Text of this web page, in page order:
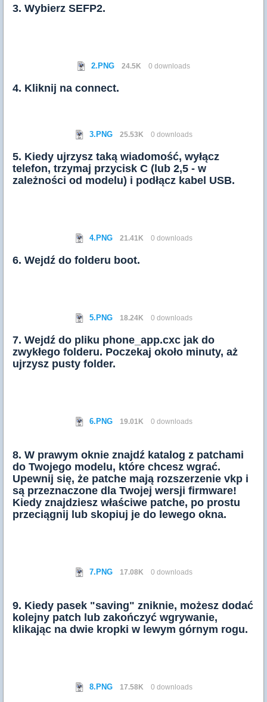
3. Wybierz SEFP2.
2.PNG 24.5K 0 downloads
4. Kliknij na connect.
3.PNG 25.53K 0 downloads
5. Kiedy ujrzysz taką wiadomość, wyłącz
telefon, trzymaj przycisk C (lub 2,5 - w
zależności od modelu) i podłącz kabel USB.
4.PNG 21.41K 0 downloads
6. Wejdź do folderu boot.
5.PNG 18.24K 0 downloads
7. Wejdź do pliku phone_app.cxc jak do
zwykłego folderu. Poczekaj około minuty, aż
ujrzysz pusty folder.
6.PNG 19.01K 0 downloads
8. W prawym oknie znajdź katalog z patchami
do Twojego modelu, które chcesz wgrać.
Upewnij się, że patche mają rozszerzenie vkp i
są przeznaczone dla Twojej wersji firmware!
Kiedy znajdziesz właściwe patche, po prostu
przeciągnij lub skopiuj je do lewego okna.
7.PNG 17.08K 0 downloads
9. Kiedy pasek "saving" zniknie, możesz dodać
kolejny patch lub zakończyć wgrywanie,
klikając na dwie kropki w lewym górnym rogu.
8.PNG 17.58K 0 downloads